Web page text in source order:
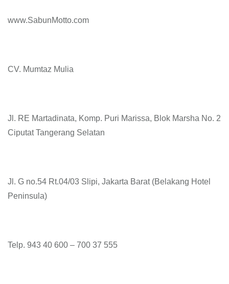
www.SabunMotto.com
CV. Mumtaz Mulia
Jl. RE Martadinata, Komp. Puri Marissa, Blok Marsha No. 2
Ciputat Tangerang Selatan
Jl. G no.54 Rt.04/03 Slipi, Jakarta Barat (Belakang Hotel
Peninsula)
Telp. 943 40 600 – 700 37 555